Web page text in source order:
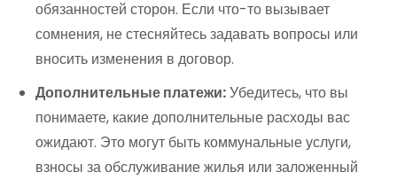
обязанностей сторон. Если что-то вызывает
сомнения, не стесняйтесь задавать вопросы или
вносить изменения в договор.
Дополнительные платежи:Убедитесь, что вы
понимаете, какие дополнительные расходы вас
ожидают. Это могут быть коммунальные услуги,
взносы за обслуживание жилья или заложенный